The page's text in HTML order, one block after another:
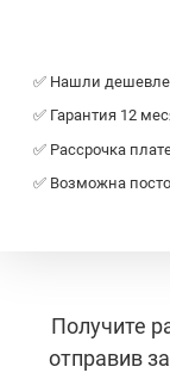
✅ Нашли
✅ Гарантия 12
✅ Рассрочка
✅ Возможна
Получите
отправив